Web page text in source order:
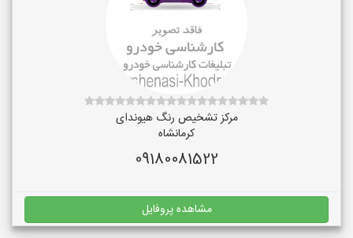
مرکز تشخیص رنگ هیوندای
کرمانشاه
09180081522
مشاهده پروفایل